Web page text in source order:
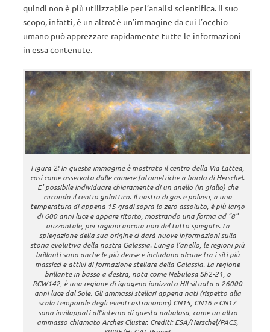
quindi non è più utilizzabile per l’analisi scientifica. Il suo
scopo, infatti, è un altro: è un’immagine da cui l’occhio
umano può apprezzare rapidamente tutte le informazioni
in essa contenute.
Figura 2: In questa immagine è mostrato il centro della Via Lattea,
così come osservato dalle camere fotometriche a bordo di Herschel.
E’ possibile individuare chiaramente di un anello (in giallo) che
circonda il centro galattico. Il nastro di gas e polveri, a una
temperatura di appena 15 gradi sopra lo zero assoluto, è più largo
di 600 anni luce e appare ritorto, mostrando una forma ad “8”
orizzontale, per ragioni ancora non del tutto spiegate. La
spiegazione della sua origine ci darà nuove informazioni sulla
storia evolutiva della nostra Galassia. Lungo l’anello, le regioni più
brillanti sono anche le più dense e includono alcune tra i siti più
massicci e attivi di formazione stellare della Galassia. La regione
brillante in basso a destra, nota come Nebulosa Sh2-21, o
RCW142, è una regione di igrogeno ionizzato HII situata a 26000
anni luce dal Sole. Gli ammassi stellari appena nati (rispetto alla
scala temporale degli eventi astronomici) CN15, CN16 e CN17
sono inviluppati all’interno di questa nabulosa, come un altro
ammasso chiamato Arches Cluster. Crediti: ESA/Herschel/PACS,